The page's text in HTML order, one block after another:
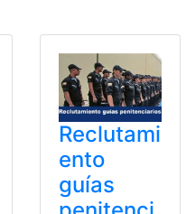
Reclutami
ento
guías